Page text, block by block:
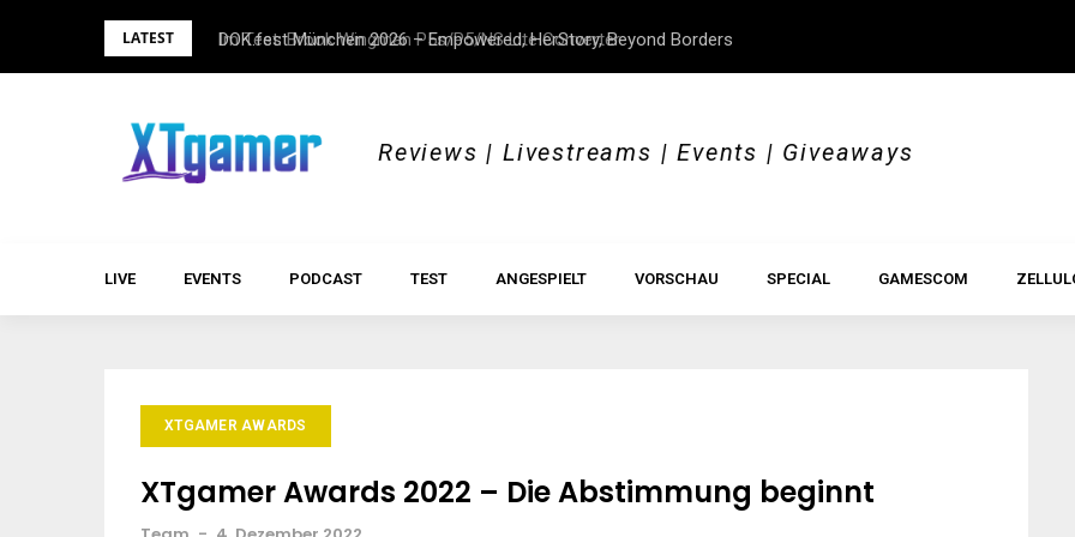
LATEST Im Test: Brook Wingman P5s/P5/NS Lite Converter
DOK.fest München 2026 – Empowered, HerStory, Beyond Borders
Reviews | Livestreams | Events | Giveaways
LIVE EVENTS PODCAST TEST ANGESPIELT VORSCHAU SPECIAL GAMESCOM
XTGAMER AWARDS
XTgamer Awards 2022 – Die Abstimmung beginnt